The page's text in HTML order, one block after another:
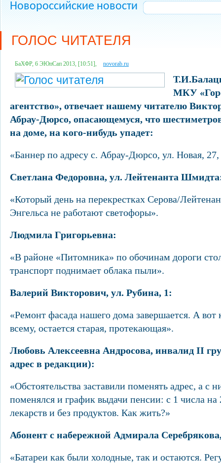
Новороссийские новости
ГОЛОС ЧИТАТЕЛЯ
БаХФР, 6 ЭЮпСап 2013, [10:51], novorab.ru
МКУ
агентство», отвечает нашему читателю
Абрау-Дюрсо, опасающемуся, что
на доме, на кого-нибудь упадет:
«Баннер по адресу с. Абрау-Дюрсо, ул. Новая,
Светлана Федоровна, ул. Лейтенанта
«Который день на перекрестках Серова/
Энгельса не работают светофоры».
Людмила Григорьевна:
«В районе «Питомника» по обочинам дороги
транспорт поднимает облака пыли».
Валерий Викторович, ул. Рубина, 1:
«Ремонт фасада нашего дома завершается. А вот
всему, остается старая, протекающая».
Любовь Алексеевна Андросова, инвалид II
адрес в редакции):
«Обстоятельства заставили поменять адрес, а с
поменялся и график выдачи пенсии: с 1 числа на
лекарств и без продуктов. Как жить?»
Абонент с набережной Адмирала
«Батареи как были холодные, так и остаются.